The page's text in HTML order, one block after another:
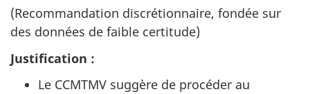
(Recommandation discrétionnaire, fondée sur
des données de faible certitude)
Justification :
Le CCMTMV suggère de procéder au